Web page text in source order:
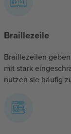
Braillezeile
Braillezeilen
mit stark
nutzen sie häufig